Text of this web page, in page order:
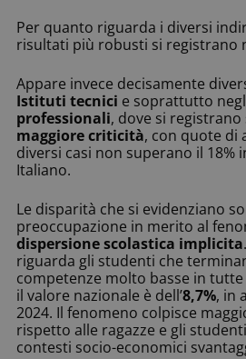
Per quanto riguarda i diversi
risultati più robusti si registrano
Appare invece decisamente
Istituti tecnici e soprattutto
professionali, dove si
maggiore criticità, con quote di
diversi casi non superano il 18%
Italiano.
Le disparità che si evidenziano
preoccupazione in merito al
dispersione scolastica implicita
riguarda gli studenti che
competenze molto basse in
il valore nazionale è dell’8,7%, in
2024. Il fenomeno colpisce
rispetto alle ragazze e gli
contesti socio-economici